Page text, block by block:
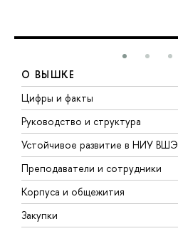
О ВЫШКЕ
Цифры и факты
Руководство и структура
Устойчивое развитие в НИУ ВШЭ
Преподаватели и сотрудники
Корпуса и общежития
Закупки